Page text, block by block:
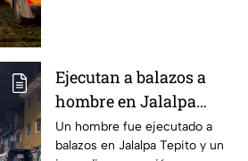
Ejecutan a balazos a
hombre en Jalalpa
Tepito; hay un
detenido, mientras
Un hombre fue ejecutado a
balazos en Jalalpa Tepito y un